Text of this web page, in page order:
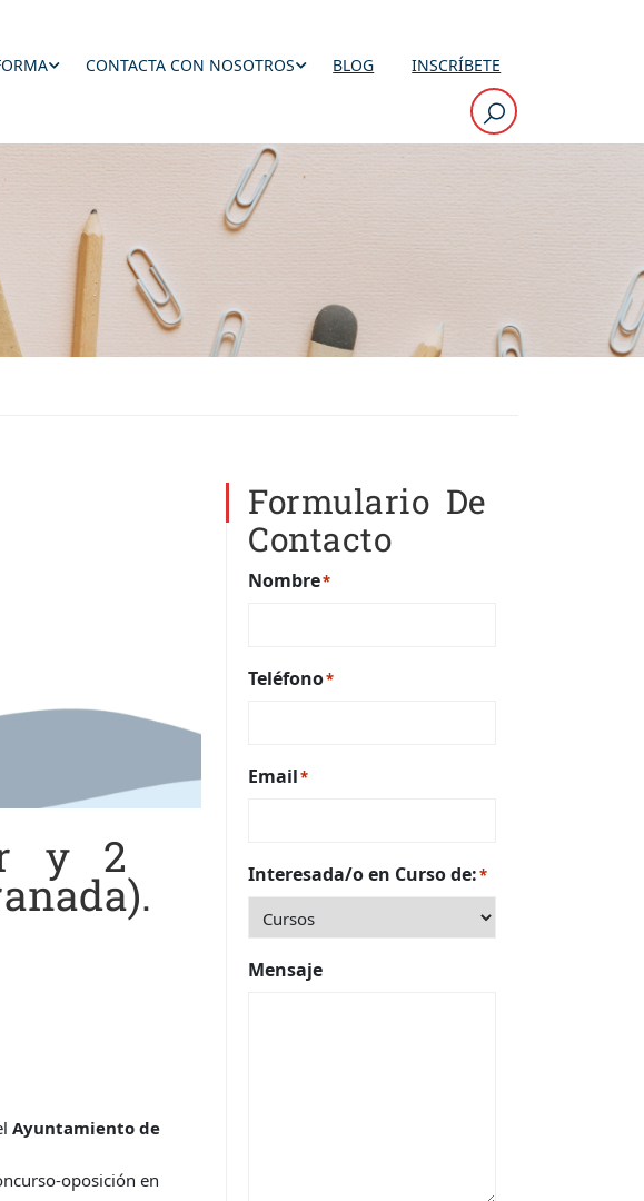
CONTACTA CON NOSOTROS BLOG INSCRÍBETE
y 2
Ayuntamiento de
oposición en
Formulario De
Contacto
Nombre*
Teléfono*
Email*
Interesada/o en Curso de:*
Mensaje